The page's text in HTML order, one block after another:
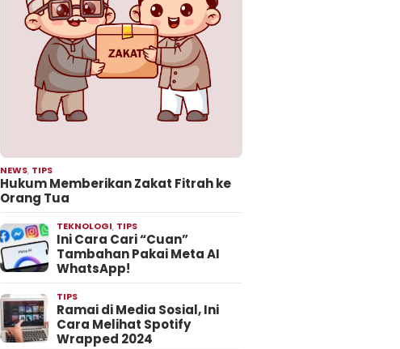
NEWS, TIPS
Hukum Memberikan Zakat Fitrah ke
Orang Tua
TEKNOLOGI, TIPS
Ini Cara Cari “Cuan”
Tambahan Pakai Meta AI
WhatsApp!
TIPS
Ramai di Media Sosial, Ini
Cara Melihat Spotify
Wrapped 2024